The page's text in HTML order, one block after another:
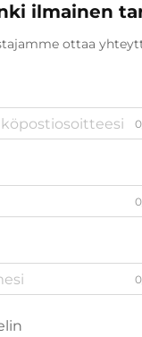
ilmainen
ottaa